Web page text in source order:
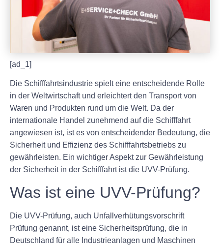
[ad_1]
Die Schifffahrtsindustrie spielt eine entscheidende Rolle
in der Weltwirtschaft und erleichtert den Transport von
Waren und Produkten rund um die Welt. Da der
internationale Handel zunehmend auf die Schifffahrt
angewiesen ist, ist es von entscheidender Bedeutung, die
Sicherheit und Effizienz des Schifffahrtsbetriebs zu
gewährleisten. Ein wichtiger Aspekt zur Gewährleistung
der Sicherheit in der Schifffahrt ist die UVV-Prüfung.
Was ist eine UVV-Prüfung?
Die UVV-Prüfung, auch Unfallverhütungsvorschrift
Prüfung genannt, ist eine Sicherheitsprüfung, die in
Deutschland für alle Industrieanlagen und Maschinen